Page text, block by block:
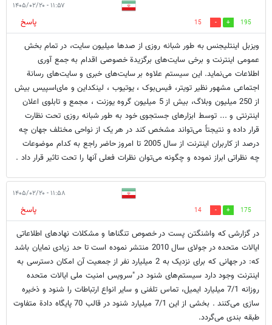
۱۱:۵۷ - ۱۴۰۵/۰۲/۲۰
195
15
پاسخ
ویزبل اینتلیجنس به طور شبانه روزی از صدها میلیون سایت، در تمام بخش
عمومی اینترنت و برخی سایت‌های برگزیدة خصوصی اقدام به جمع آوری
اطلاعات می‌نماید. این سیستم علاوه بر سایت‌های خبری و سایت‌های رسانة
اجتماعی مشهور نظیر تویتر، فیس‌بوک ، یوتیوب ، لینکداین و مای‌اسپیس بیش
از 250 میلیون وبلاگ، بیش از 5 میلیون گروه یوزنت ، مجمع و تابلوی اعلان
اینترنتی و ... توسط ابزارهای جستجوی خود به طور شبانه روزی تحت نظارت
قرار داده و نتیجتاً می‌تواند مشخص کند در هر یک از نواحی مختلف جهان چه
درصد از کاربران اینترنت از سال 2005 تا امروز حاضر راجع به کدام موضوعات
چه نظراتی ابراز نموده و چگونه می‌توان نظرات فعلی آنها را تحت تاثیر قرار داد .
۱۱:۵۸ - ۱۴۰۵/۰۲/۲۰
175
14
پاسخ
در گزارشی که واشنگتن پست در خصوص تنگنا‌ها و مشکلات نهادهای اطلاعاتی
ایالات متحده در جولای سال 2010 منتشر نموده است تا حد زیادی نمایان باشد
که: در جهانی که برای نزدیک به 2 میلیارد نفر از جمعیت آن امکان دسترسی به
اینترنت وجود دارد سیستم‌های شنود در "سرویس امنیت ملی ایالات متحده
روزانه 7/1 میلیارد ایمیل، تماس تلفنی و سایر انواع ارتباطات را شنود و ذخیره
سازی می‌کنند . بخشی از این 7/1 میلیارد شنود در قالب 70 پایگاه دادة متفاوت
طبقه بندی می‌گردد.